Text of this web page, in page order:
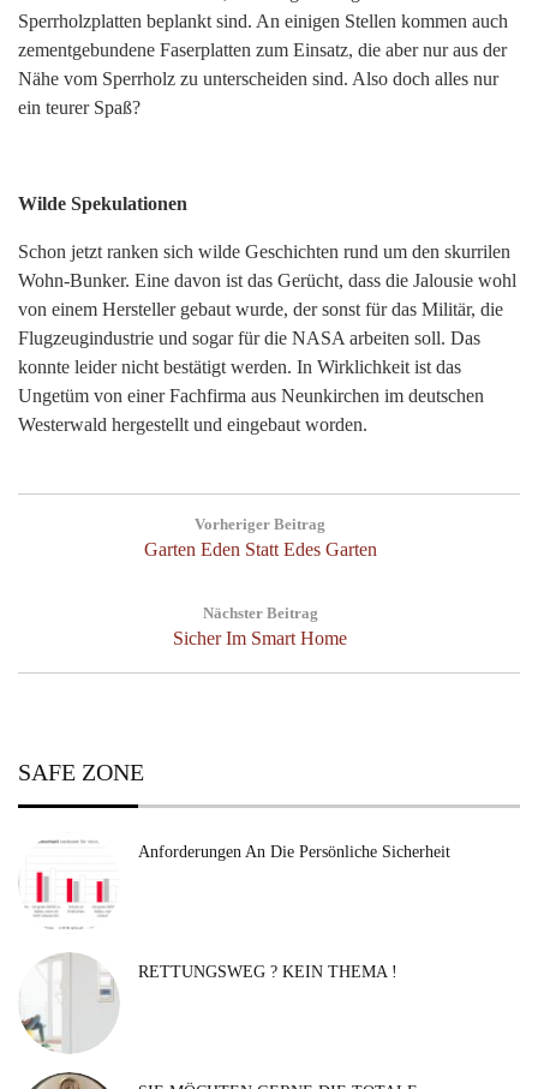
Sperrholzplatten beplankt sind. An einigen Stellen kommen auch
zementgebundene Faserplatten zum Einsatz, die aber nur aus der
Nähe vom Sperrholz zu unterscheiden sind. Also doch alles nur
ein teurer Spaß?
Wilde Spekulationen
Schon jetzt ranken sich wilde Geschichten rund um den skurrilen
Wohn-Bunker. Eine davon ist das Gerücht, dass die Jalousie wohl
von einem Hersteller gebaut wurde, der sonst für das Militär, die
Flugzeugindustrie und sogar für die NASA arbeiten soll. Das
konnte leider nicht bestätigt werden. In Wirklichkeit ist das
Ungetüm von einer Fachfirma aus Neunkirchen im deutschen
Westerwald hergestellt und eingebaut worden.
Vorheriger Beitrag
Previous
Garten Eden Statt Edes Garten
Nächster Beitrag
Next
Sicher Im Smart Home
SAFE ZONE
Anforderungen An Die Persönliche Sicherheit
RETTUNGSWEG ? KEIN THEMA !